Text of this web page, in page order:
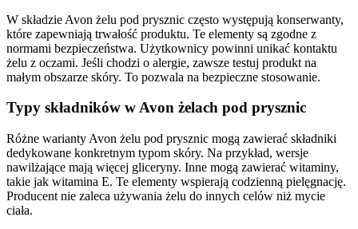
W składzie Avon żelu pod prysznic często występują konserwanty,
które zapewniają trwałość produktu. Te elementy są zgodne z
normami bezpieczeństwa. Użytkownicy powinni unikać kontaktu
żelu z oczami. Jeśli chodzi o alergie, zawsze testuj produkt na
małym obszarze skóry. To pozwala na bezpieczne stosowanie.
Typy składników w Avon żelach pod prysznic
Różne warianty Avon żelu pod prysznic mogą zawierać składniki
dedykowane konkretnym typom skóry. Na przykład, wersje
nawilżające mają więcej gliceryny. Inne mogą zawierać witaminy,
takie jak witamina E. Te elementy wspierają codzienną pielęgnację.
Producent nie zaleca używania żelu do innych celów niż mycie
ciała.